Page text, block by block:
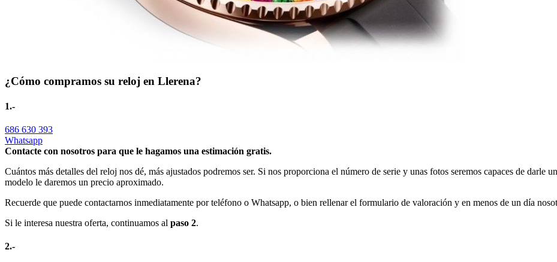
¿Cómo compramos su reloj en Llerena?
1.-
686 630 393
Whatsapp
Contacte con nosotros para que le hagamos una estimación gratis.
Cuántos más detalles del reloj nos dé, más ajustados podremos ser. Si nos proporciona el número de serie y unas fotos seremos capaces de darle
modelo le daremos un precio aproximado.
Recuerde que puede contactarnos inmediatamente por teléfono o Whatsapp, o bien rellenar el formulario de valoración y en menos de un día
Si le interesa nuestra oferta, continuamos al paso 2.
2.-